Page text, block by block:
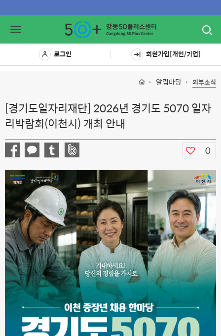
Toggle
로그인 회원가입[개인/기업]
알림마당 외부소식
[경기도일자리재단] 2026년 경기도 5070 일자
리박람회(이천시) 개최 안내
0